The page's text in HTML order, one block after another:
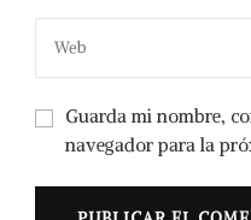
Guarda mi nombre,
navegador para la